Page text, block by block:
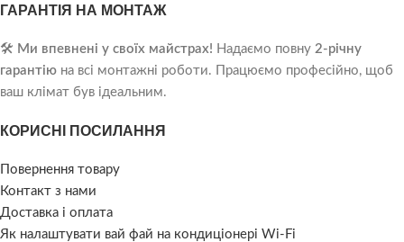
ГАРАНТІЯ НА МОНТАЖ
🛠️ Ми впевнені у своїх майстрах! Надаємо повну 2-річну
гарантію на всі монтажні роботи. Працюємо професійно, щоб
ваш клімат був ідеальним.
КОРИСНІ ПОСИЛАННЯ
Повернення товару
Контакт з нами
Доставка і оплата
Як налаштувати вай фай на кондиціонері Wi-Fi